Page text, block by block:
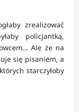
zrealizować
policjantką,
Ale że na
się pisaniem, a
starczyłoby